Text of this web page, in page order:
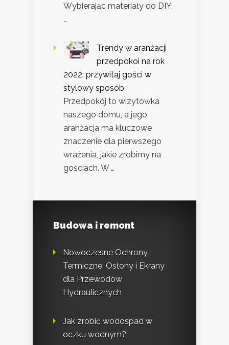
Wybierając materiały do DIY,
…
Trendy w aranżacji
przedpokoi na rok
2022: przywitaj gości w
stylowy sposób
Przedpokój to wizytówka
naszego domu, a jego
aranżacja ma kluczowe
znaczenie dla pierwszego
wrażenia, jakie zrobimy na
gościach. W …
Budowa i remont
Nowoczesne Ochrony
Termiczne: Osłony i Ekrany
dla Przewodów
Hydraulicznych
Jak zrobić wodospad w
oczku wodnym?